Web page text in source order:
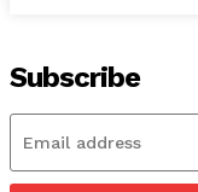
Subscribe